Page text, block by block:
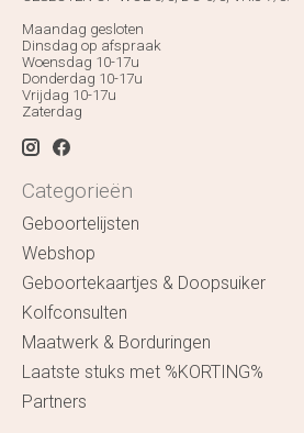
Maandag gesloten
Dinsdag op afspraak
Woensdag 10-17u
Donderdag 10-17u
Vrijdag 10-17u
Zaterdag
Categorieën
Geboortelijsten
Webshop
Geboortekaartjes & Doopsuiker
Kolfconsulten
Maatwerk & Borduringen
Laatste stuks met %KORTING%
Partners